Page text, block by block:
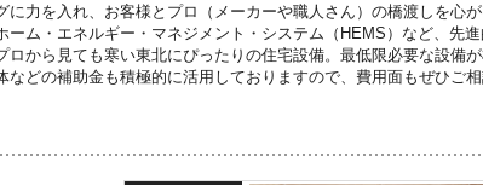
に力を入れ、お客様とプロ（メーカーや職人さん）の橋渡しを心
ーム・エネルギー・マネジメント・システム（HEMS）など、先
ロから見ても寒い東北にぴったりの住宅設備。最低限必要な設備
などの補助金も積極的に活用しておりますので、費用面もぜひご相